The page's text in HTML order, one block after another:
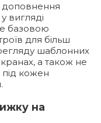
доповнення
вигляді
базовою
для більш
шаблонних
а також не
під кожен
на